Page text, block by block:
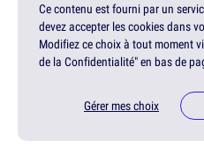
Ce contenu est fourni par un
devez accepter les cookies dans
Modifiez ce choix à tout moment
de la Confidentialité" en bas de
Gérer mes choix